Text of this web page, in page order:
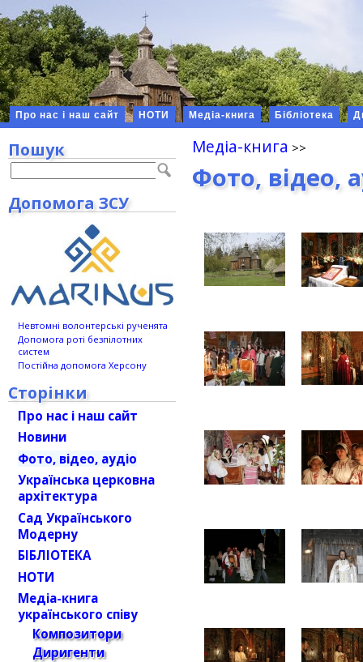
Про нас і наш сайт НОТИ Медіа-книга Бібліотека
Медіа-книга
Фото, відео,
Пошук
Допомога ЗСУ
Невтомні волонтерські рученята
Допомога роті безпілотних
систем
Постійна допомога Херсону
Сторінки
Про нас і наш сайт
Новини
Фото, відео, аудіо
Українська церковна
архітектура
Сад Українського
Модерну
БІБЛІОТЕКА
НОТИ
Медіа-книга
українського співу
Композитори
Диригенти